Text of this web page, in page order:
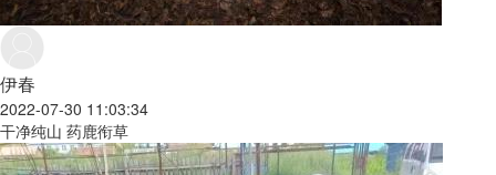
伊春
2022-07-30 11:03:34
干净纯山 药鹿衔草